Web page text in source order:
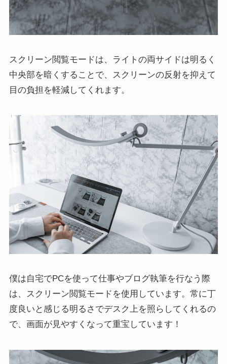
スクリーン閲覧モードは、ライトの両サイドは明るく
中央部を暗くすることで、スクリーンの反射を抑えて
目の負担を軽減してくれます。
僕は自宅でPCを使って仕事やブログ執筆を行なう際
は、スクリーン閲覧モードを使用しています。常に丁
度良いと感じる明るさでデスク上を照らしてくれるの
で、画面が見やすくなって重宝しています！